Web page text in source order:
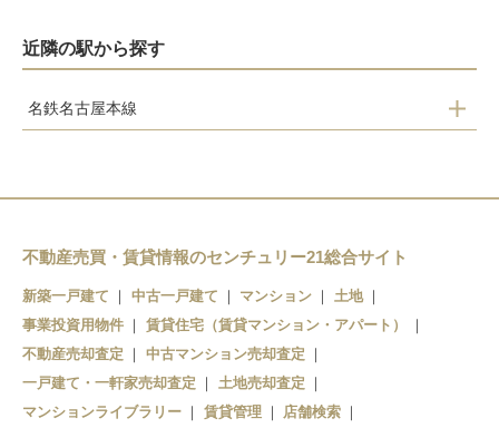
近隣の駅から探す
名鉄名古屋本線
黒田
不動産売買・賃貸情報のセンチュリー21総合サイト
新築一戸建て 中古一戸建て マンション
土地
事業投資用物件
賃貸住宅（賃貸マンション・アパート）
不動産売却査定
中古マンション売却査定
一戸建て・一軒家売却査定
土地売却査定
マンションライブラリー
賃貸管理
店舗検索